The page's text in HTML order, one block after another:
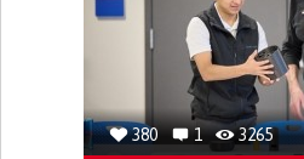
RAISE AWARENESS
UNITED KINGDOM
380 1 3265